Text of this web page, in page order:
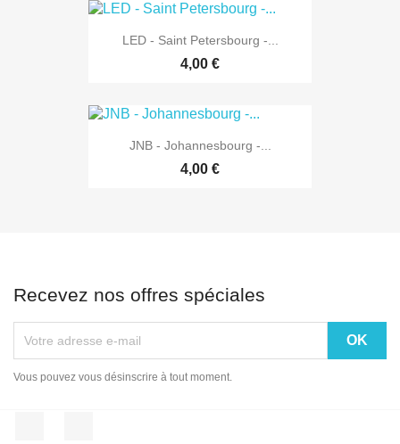
LED - Saint Petersbourg -...
4,00 €
JNB - Johannesbourg -...
4,00 €
Recevez nos offres spéciales
Vous pouvez vous désinscrire à tout moment.